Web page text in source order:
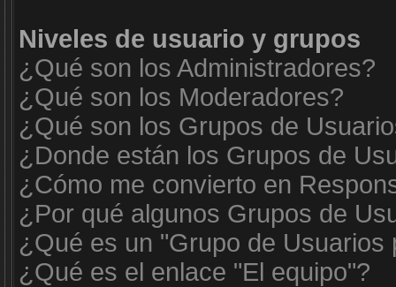
Niveles de usuario y grupos
¿Qué son los Administradores?
¿Qué son los Moderadores?
¿Qué son los Grupos de
¿Donde están los Grupos de
¿Cómo me convierto en
¿Por qué algunos Grupos de
¿Qué es un "Grupo de Usuarios
¿Qué es el enlace "El equipo"?